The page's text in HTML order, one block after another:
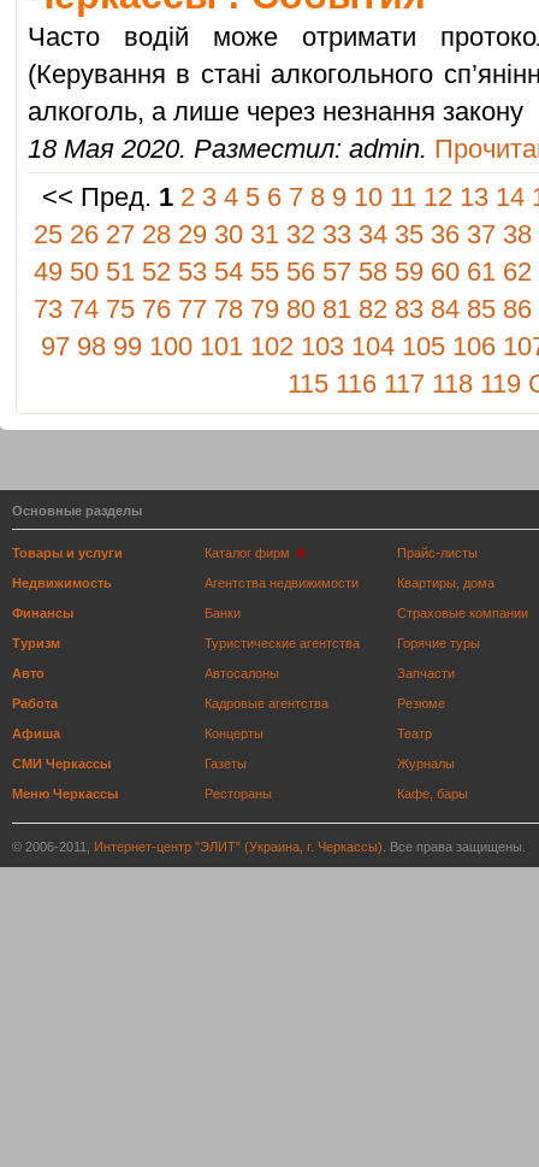
Часто водій може отримати
(Керування в стані алкогольного
алкоголь, а лише через незнання закону
18 Мая 2020. Разместил: admin.
<< Пред. 1 2 3 4 5 6 7 8 9 10 11 12 13 14
25 26 27 28 29 30 31 32 33 34 35 36 37 38
49 50 51 52 53 54 55 56 57 58 59 60 61 62
73 74 75 76 77 78 79 80 81 82 83 84 85 86
97 98 99 100 101 102 103 104 105 106
115 116 117 118 119
Основные разделы
Товары и услуги
Недвижимость
Финансы
Туризм
Авто
Работа
Афиша
СМИ Черкассы
Меню Черкассы
Каталог фирм
Агентства недвижимости
Банки
Туристические агентства
Автосалоны
Кадровые агентства
Концерты
Газеты
Рестораны
Прайс-листы
Квартиры, дома
Страховые компании
Горячие туры
Запчасти
Резюме
Театр
Журналы
Кафе, бары
© 2006-2011, Интернет-центр "ЭЛИТ" (Украина, г. Черкассы) . Все права защищены.